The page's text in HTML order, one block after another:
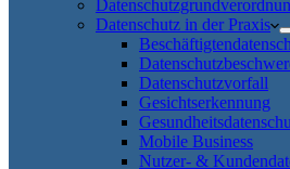
Datenschutz in der Praxis
Datenschutzvorfall
Gesichtserkennung
Mobile Business
Nutzer- &